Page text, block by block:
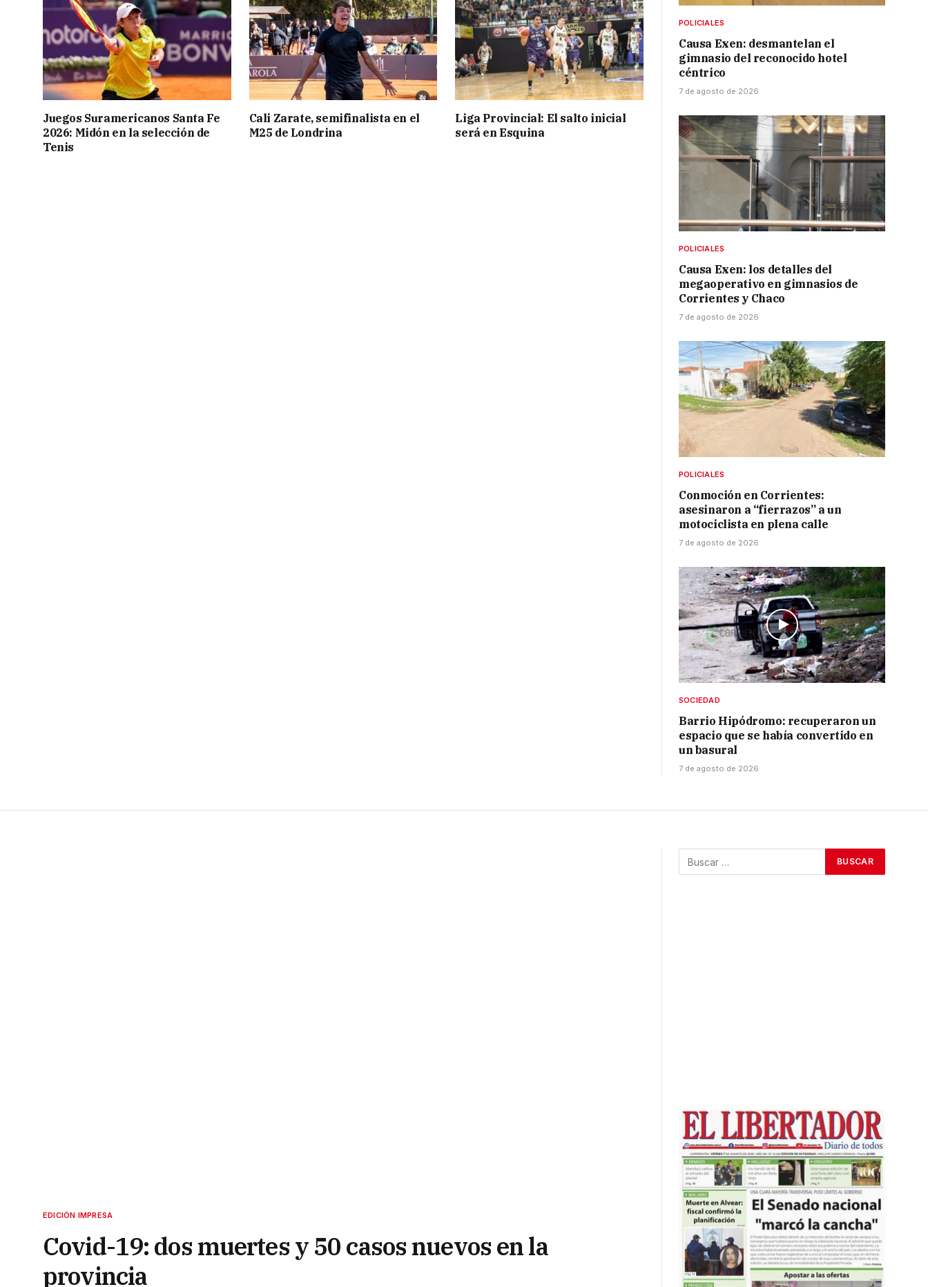
Juegos Suramericanos Santa Fe
2026: Midón en la selección de
Tenis
Cali Zarate, semifinalista en el
M25 de Londrina
Liga Provincial: El salto inicial
será en Esquina
POLICIALES
Causa Exen: desmantelan el
gimnasio del reconocido hotel
céntrico
7 de agosto de 2026
POLICIALES
Causa Exen: los detalles del
megaoperativo en gimnasios de
Corrientes y Chaco
7 de agosto de 2026
POLICIALES
Conmoción en Corrientes:
asesinaron a “fierrazos” a un
motociclista en plena calle
7 de agosto de 2026
SOCIEDAD
Barrio Hipódromo: recuperaron un
espacio que se había convertido en
un basural
7 de agosto de 2026
EDICIÓN IMPRESA
Covid-19: dos muertes y 50 casos nuevos en la
provincia